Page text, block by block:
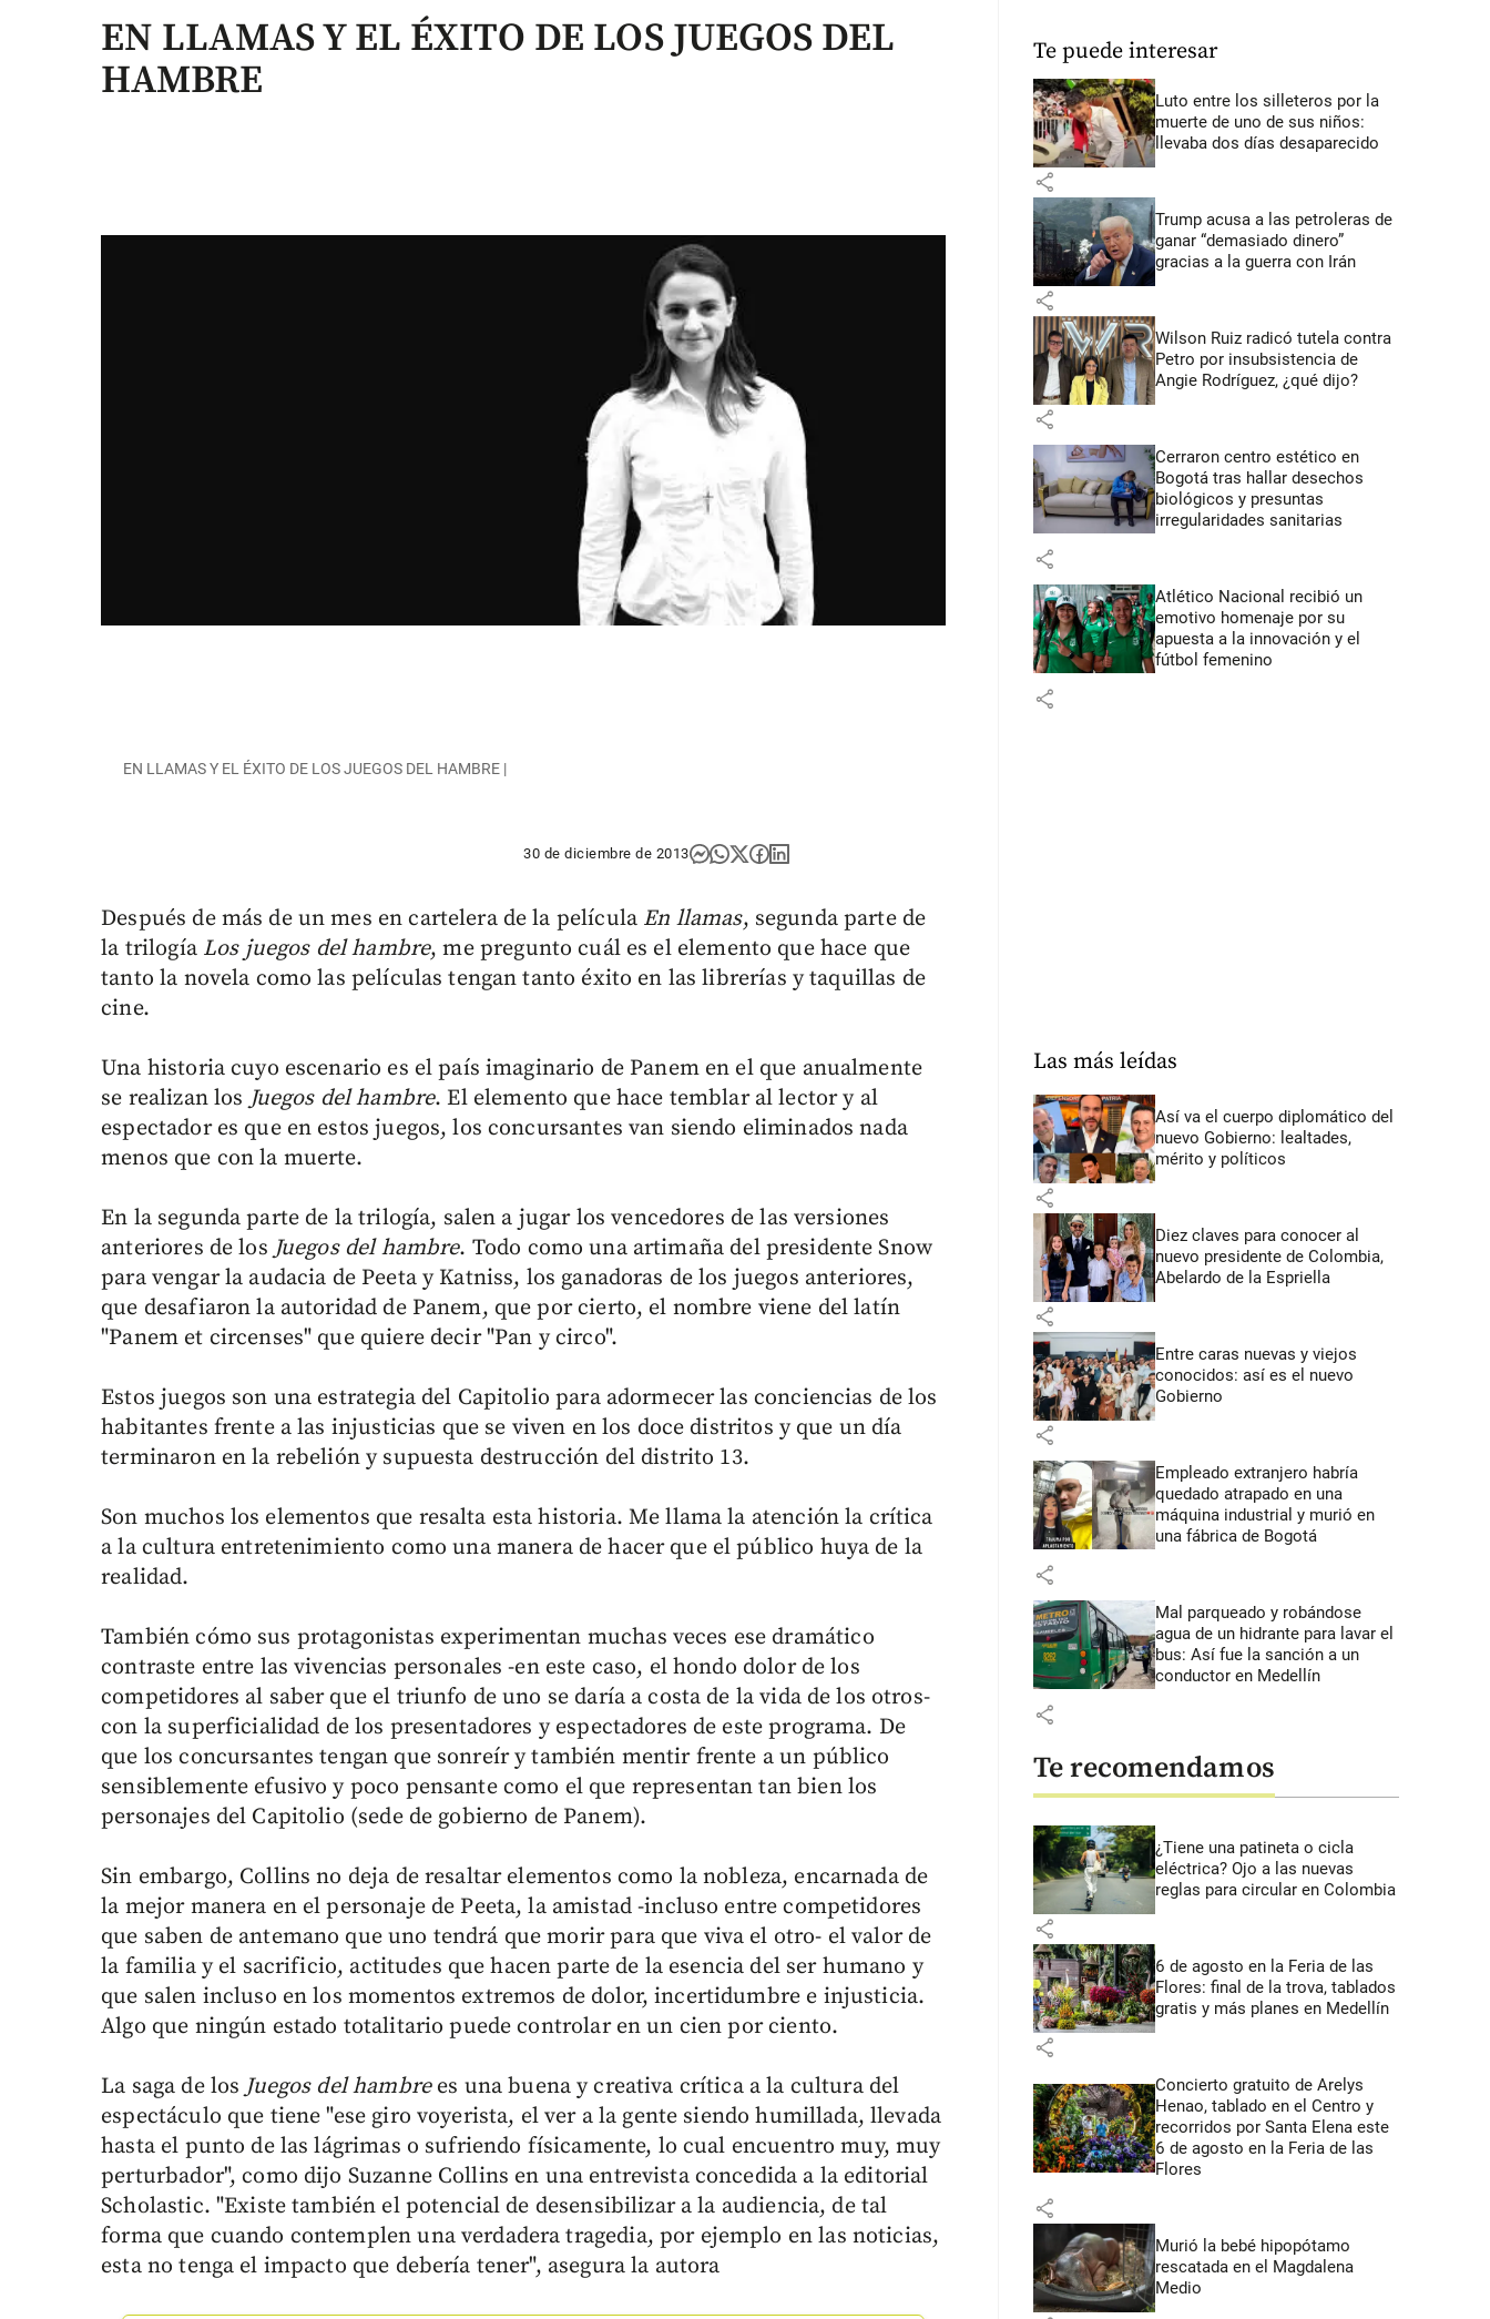
EN LLAMAS Y EL ÉXITO DE LOS JUEGOS DEL
HAMBRE
EN LLAMAS Y EL ÉXITO DE LOS JUEGOS DEL HAMBRE |
30 de diciembre de 2013
Después de más de un mes en cartelera de la película En llamas, segunda parte de
la trilogía Los juegos del hambre, me pregunto cuál es el elemento que hace que
tanto la novela como las películas tengan tanto éxito en las librerías y taquillas de
cine.
Una historia cuyo escenario es el país imaginario de Panem en el que anualmente
se realizan losJuegos del hambre. El elemento que hace temblar al lector y al
espectador es que en estos juegos, los concursantes van siendo eliminados nada
menos que con la muerte.
En la segunda parte de la trilogía, salen a jugar los vencedores de las versiones
anteriores de losJuegos del hambre. Todo como una artimaña del presidente Snow
para vengar la audacia de Peeta y Katniss, los ganadoras de los juegos anteriores,
que desafiaron la autoridad de Panem, que por cierto, el nombre viene del latín
"Panem et circenses" que quiere decir "Pan y circo".
Estos juegos son una estrategia del Capitolio para adormecer las conciencias de los
habitantes frente a las injusticias que se viven en los doce distritos y que un día
terminaron en la rebelión y supuesta destrucción del distrito 13.
Son muchos los elementos que resalta esta historia. Me llama la atención la crítica
a la cultura entretenimiento como una manera de hacer que el público huya de la
realidad.
También cómo sus protagonistas experimentan muchas veces ese dramático
contraste entre las vivencias personales -en este caso, el hondo dolor de los
competidores al saber que el triunfo de uno se daría a costa de la vida de los otros-
con la superficialidad de los presentadores y espectadores de este programa. De
que los concursantes tengan que sonreír y también mentir frente a un público
sensiblemente efusivo y poco pensante como el que representan tan bien los
personajes del Capitolio (sede de gobierno de Panem).
Sin embargo, Collins no deja de resaltar elementos como la nobleza, encarnada de
la mejor manera en el personaje de Peeta, la amistad -incluso entre competidores
que saben de antemano que uno tendrá que morir para que viva el otro- el valor de
la familia y el sacrificio, actitudes que hacen parte de la esencia del ser humano y
que salen incluso en los momentos extremos de dolor, incertidumbre e injusticia.
Algo que ningún estado totalitario puede controlar en un cien por ciento.
La saga de losJuegos del hambrees una buena y creativa crítica a la cultura del
espectáculo que tiene "ese giro voyerista, el ver a la gente siendo humillada, llevada
hasta el punto de las lágrimas o sufriendo físicamente, lo cual encuentro muy, muy
perturbador", como dijo Suzanne Collins en una entrevista concedida a la editorial
Scholastic. "Existe también el potencial de desensibilizar a la audiencia, de tal
forma que cuando contemplen una verdadera tragedia, por ejemplo en las noticias,
esta no tenga el impacto que debería tener", asegura la autora
Te puede interesar
Luto entre los silleteros por la
muerte de uno de sus niños:
llevaba dos días desaparecido
share
Trump acusa a las petroleras de
ganar “demasiado dinero”
gracias a la guerra con Irán
share
Wilson Ruiz radicó tutela contra
Petro por insubsistencia de
Angie Rodríguez, ¿qué dijo?
share
Cerraron centro estético en
Bogotá tras hallar desechos
biológicos y presuntas
irregularidades sanitarias
share
Atlético Nacional recibió un
emotivo homenaje por su
apuesta a la innovación y el
fútbol femenino
share
Las más leídas
Así va el cuerpo diplomático del
nuevo Gobierno: lealtades,
mérito y políticos
share
Diez claves para conocer al
nuevo presidente de Colombia,
Abelardo de la Espriella
share
Entre caras nuevas y viejos
conocidos: así es el nuevo
Gobierno
share
Empleado extranjero habría
quedado atrapado en una
máquina industrial y murió en
una fábrica de Bogotá
share
Mal parqueado y robándose
agua de un hidrante para lavar el
bus: Así fue la sanción a un
conductor en Medellín
share
Te recomendamos
¿Tiene una patineta o cicla
eléctrica? Ojo a las nuevas
reglas para circular en Colombia
share
6 de agosto en la Feria de las
Flores: final de la trova, tablados
gratis y más planes en Medellín
share
Concierto gratuito de Arelys
Henao, tablado en el Centro y
recorridos por Santa Elena este
6 de agosto en la Feria de las
Flores
share
Murió la bebé hipopótamo
rescatada en el Magdalena
Medio